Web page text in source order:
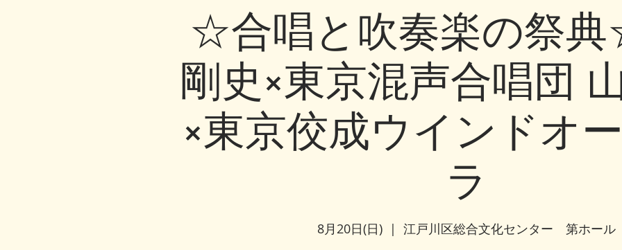
☆合唱と吹奏楽の祭
剛史×東京混声合唱団
×東京佼成ウインドオ
ラ
8月20日(日)
  |
江戸川区総合文化センター 第ホール